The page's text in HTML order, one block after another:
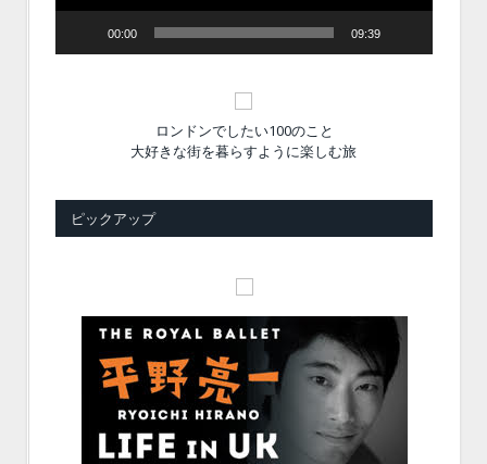
00:00 09:39
ロンドンでしたい100のこと
大好きな街を暮らすように楽しむ旅
ピックアップ